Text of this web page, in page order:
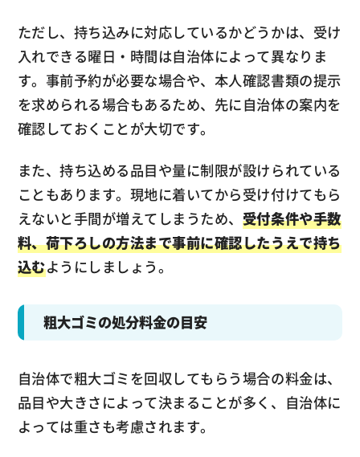
ただし、持ち込みに対応しているかどうかは、受け
入れできる曜日・時間は自治体によって異なりま
す。事前予約が必要な場合や、本人確認書類の提示
を求められる場合もあるため、先に自治体の案内を
確認しておくことが大切です。
また、持ち込める品目や量に制限が設けられている
こともあります。現地に着いてから受け付けてもら
えないと手間が増えてしまうため、 受付条件や手数
料、荷下ろしの方法まで事前に確認したうえで持ち
込むようにしましょう。
粗大ゴミの処分料金の目安
自治体で粗大ゴミを回収してもらう場合の料金は、
品目や大きさによって決まることが多く、自治体に
よっては重さも考慮されます。